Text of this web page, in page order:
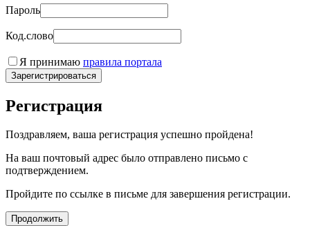
Пароль
Код.слово
Я принимаю правила портала
Зарегистрироваться
Регистрация
Поздравляем, ваша регистрация успешно пройдена!
На ваш почтовый адрес было отправлено письмо с
подтверждением.
Пройдите по ссылке в письме для завершения регистрации.
Продолжить